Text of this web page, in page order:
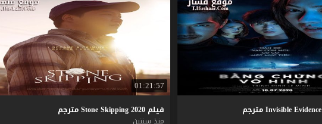
InvisibleEvidence
مترجم
01:21:57
فيلم StoneSkipping2020
مترجم
منذ سنتين